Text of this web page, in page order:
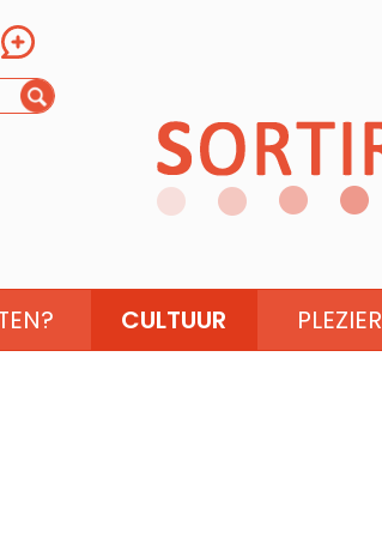
CULTUUR PLEZIER